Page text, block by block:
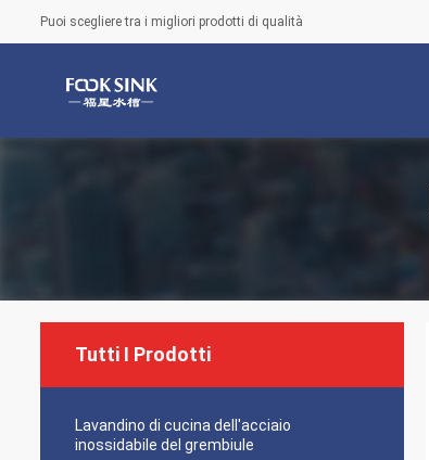
Puoi scegliere tra i migliori prodotti di qualità
Tutti I Prodotti
Lavandino di cucina dell'acciaio
inossidabile del grembiule